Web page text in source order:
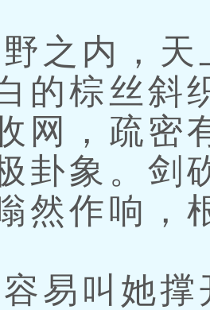
之内，天
的棕丝斜
网，疏密
卦象。剑
然作响，
易叫她撑